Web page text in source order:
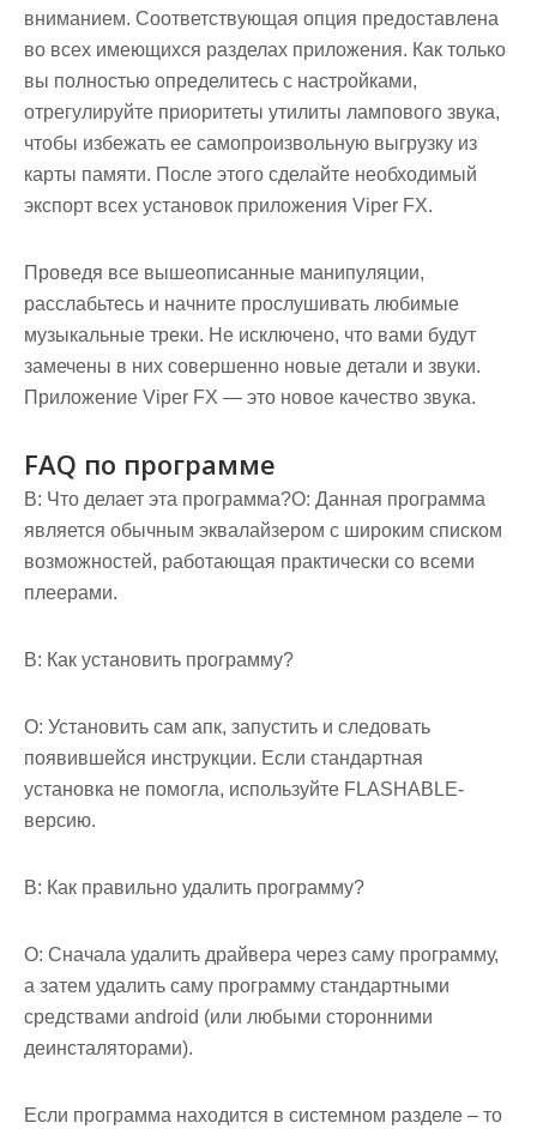
вниманием. Соответствующая опция предоставлена
во всех имеющихся разделах приложения. Как только
вы полностью определитесь с настройками,
отрегулируйте приоритеты утилиты лампового звука,
чтобы избежать ее самопроизвольную выгрузку из
карты памяти. После этого сделайте необходимый
экспорт всех установок приложения Viper FX.
Проведя все вышеописанные манипуляции,
расслабьтесь и начните прослушивать любимые
музыкальные треки. Не исключено, что вами будут
замечены в них совершенно новые детали и звуки.
Приложение Viper FX — это новое качество звука.
FAQ по программе
В: Что делает эта программа?О: Данная программа
является обычным эквалайзером с широким списком
возможностей, работающая практически со всеми
плеерами.
В: Как установить программу?
О: Установить сам апк, запустить и следовать
появившейся инструкции. Если стандартная
установка не помогла, используйте FLASHABLE-
версию.
В: Как правильно удалить программу?
О: Сначала удалить драйвера через саму программу,
а затем удалить саму программу стандартными
средствами android (или любыми сторонними
деинсталяторами).
Если программа находится в системном разделе – то